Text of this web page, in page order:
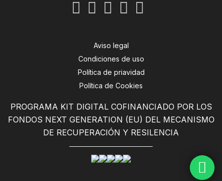
Aviso legal
Condiciones de uso
Política de priavidad
Política de Cookies
PROGRAMA KIT DIGITAL COFINANCIADO POR LOS
FONDOS NEXT GENERATION (EU) DEL MECANISMO
DE RECUPERACIÓN Y RESILENCIA